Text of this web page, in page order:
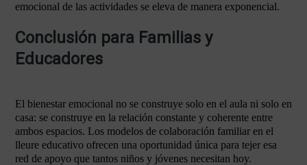
emocional de las actividades se eleva de manera exponencial.
Conclusión para Familias y
Educadores
El bienestar emocional no se construye solo en el aula ni solo en
casa: se construye en la relación constante y coherente entre
ambos espacios. Los modelos de colaboración familiar en el
lleure educativo ofrecen una oportunidad única para tejer esa
red de apoyo que tantos niños y jóvenes necesitan hoy.